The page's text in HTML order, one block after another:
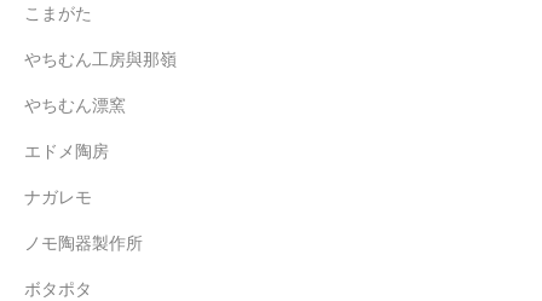
こまがた
やちむん工房與那嶺
やちむん漂窯
エドメ陶房
ナガレモ
ノモ陶器製作所
ボタポタ